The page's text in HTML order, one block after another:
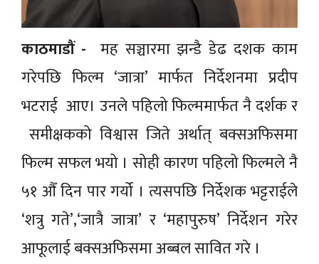
काठमाडौं - मह सञ्चारमा झन्डै डेढ दशक काम
गरेपछि फिल्म ‘जात्रा’ मार्फत निर्देशनमा प्रदीप
भटराई आए। उनले पहिलो फिल्ममार्फत नै दर्शक र
समीक्षकको विश्वास जिते अर्थात् बक्सअफिसमा
फिल्म सफल भयो । सोही कारण पहिलो फिल्मले नै
५१ औँ दिन पार गर्यो । त्यसपछि निर्देशक भट्टराईले
‘शत्रु गते’,‘जात्रै जात्रा’ र ‘महापुरुष’ निर्देशन गरेर
आफूलाई बक्सअफिसमा अब्बल सावित गरे ।